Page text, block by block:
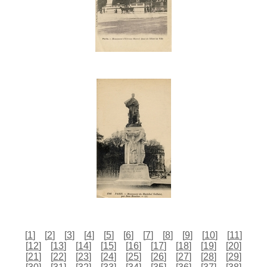
[1] [2] [3] [4] [5] [6] [7] [8] [9] [10] [11]
[12] [13] [14] [15] [16] [17] [18] [19] [20]
[21] [22] [23] [24] [25] [26] [27] [28] [29]